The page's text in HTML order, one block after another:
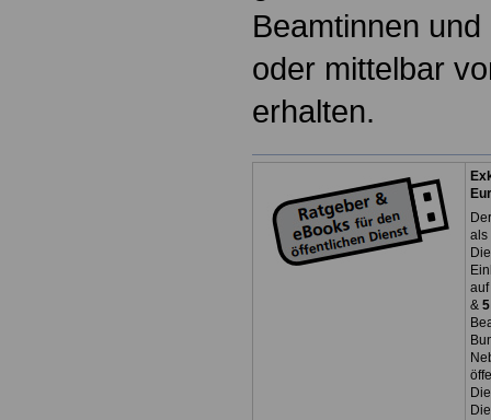
Beamtinnen
oder mittelbar
erhalten.
als
&